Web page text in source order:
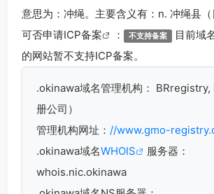
意思为：冲绳。主要含义有：n. 冲绳县（
可否申请ICP备案 ： 不支持备案 目前域
的网站暂不支持ICP备案。
.okinawa域名管理机构： BRregistry,
册公司）
管理机构网址： //www.gmo-
.okinawa域名WHOIS
服务器：
whois.nic.okinawa